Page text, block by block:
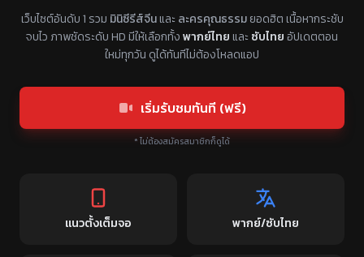
แหล่งรวมซีรี่ย์จีนแนวตั้ง พากย์ไทย ซับไทย
เว็บไซต์อันดับ 1 รวม มินิซีรีส์จีนและ ละครคุณธรรมยอดฮิต เนื้อหากระชับ
จบไว ภาพชัดระดับ HD มีให้เลือกทั้งพากย์ไทยและ ซับไทยอัปเดตตอน
ใหม่ทุกวัน ดูได้ทันทีไม่ต้องโหลดแอป
เริ่มรับชมทันที (ฟรี)
* ไม่ต้องสมัครสมาชิกก็ดูได้
แนวตั้งเต็มจอ พากย์/ซับไทย